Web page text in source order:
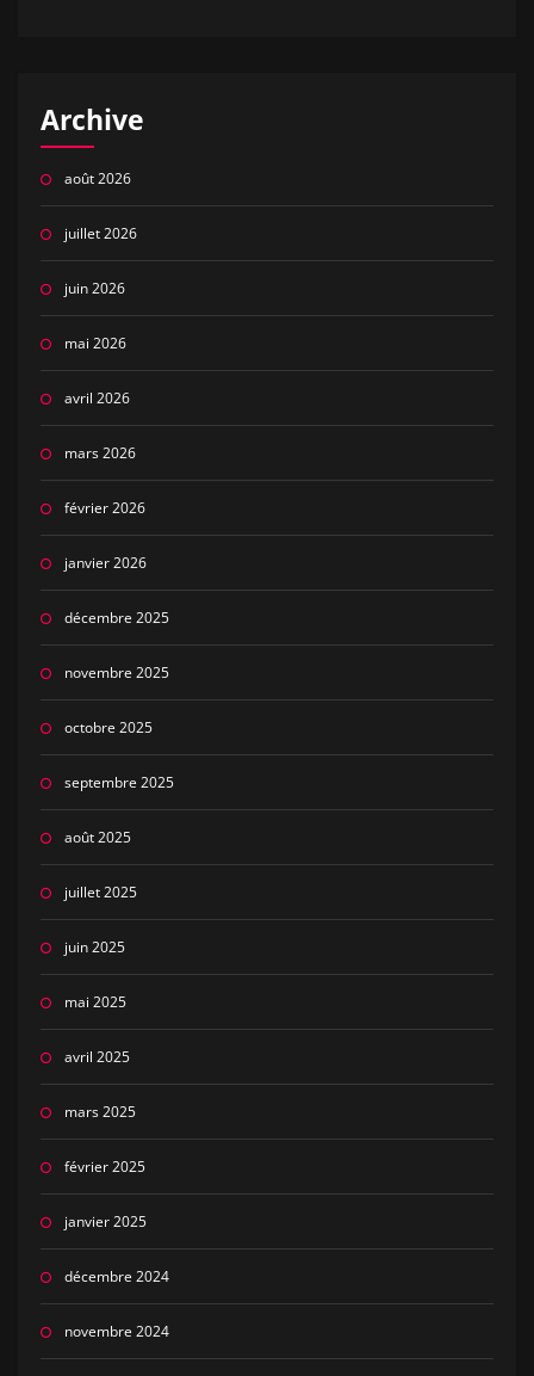
Archive
août 2026
juillet 2026
juin 2026
mai 2026
avril 2026
mars 2026
février 2026
janvier 2026
décembre 2025
novembre 2025
octobre 2025
septembre 2025
août 2025
juillet 2025
juin 2025
mai 2025
avril 2025
mars 2025
février 2025
janvier 2025
décembre 2024
novembre 2024